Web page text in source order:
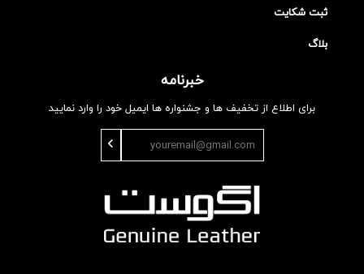
ثبت شکایت
بلاگ
خبرنامه
برای اطلاع از تخفیف ها و جشنواره ها ایمیل خود را وارد نمایید